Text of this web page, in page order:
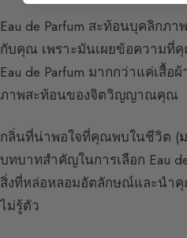
Eau de Parfum สะท้อนบุคลิกภ
กับคุณ เพราะมันเผยข้อความที่
Eau de Parfum มากกว่าแค่เสื้อ
ภาพสะท้อนของจิตวิญญาณคุณ
กลิ่นที่น่าพอใจที่คุณพบในชีวิต (
บทบาทสำคัญในการเลือก Eau
สิ่งที่หล่อหลอมอัตลักษณ์และนำ
ไม่รู้ตัว